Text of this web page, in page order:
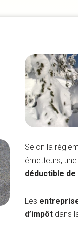
Selon la
émetteurs,
déductible
Les
d’impôt dans